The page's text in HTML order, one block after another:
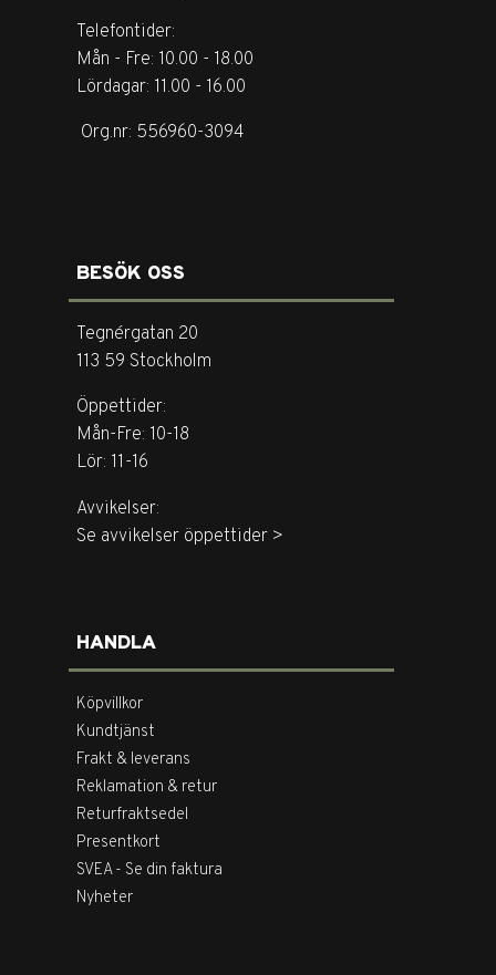
Telefontider:
Mån - Fre: 10.00 - 18.00
Lördagar: 11.00 - 16.00
Org.nr: 556960-3094
BESÖK OSS
Tegnérgatan 20
113 59 Stockholm
Öppettider:
Mån-Fre: 10-18
Lör: 11-16
Avvikelser:
Se avvikelser öppettider >
HANDLA
Köpvillkor
Kundtjänst
Frakt & leverans
Reklamation & retur
Returfraktsedel
Presentkort
SVEA - Se din faktura
Nyheter